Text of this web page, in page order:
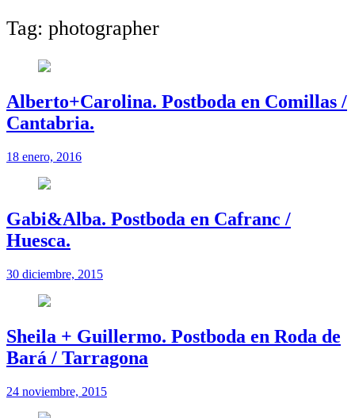
Tag: photographer
Alberto+Carolina. Postboda en Comillas /
Cantabria.
18 enero, 2016
Gabi&Alba. Postboda en Cafranc /
Huesca.
30 diciembre, 2015
Sheila + Guillermo. Postboda en Roda de
Bará / Tarragona
24 noviembre, 2015